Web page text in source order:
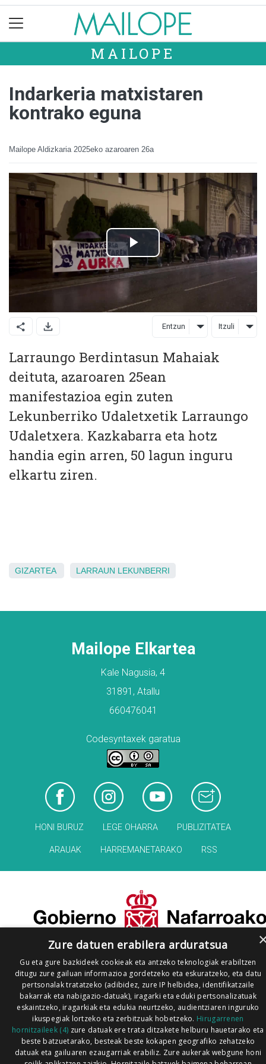
MAILOPE
Indarkeria matxistaren
kontrako eguna
Mailope Aldizkaria 2025eko azaroaren 26a
Entzun Itzuli
Larraungo Berdintasun Mahaiak
deituta, azaroaren 25ean
manifestazioa egin zuten
Lekunberriko Udaletxetik Larraungo
Udaletxera. Kazkabarra eta hotz
handia egin arren, 50 lagun inguru
elkartu ziren.
GIZARTEA LARRAUN LEKUNBERRI
Mailope Elkartea
Kale Nagusia, 4
31891, Atallu
660476041
Codesyntaxek garatua
HONI BURUZ LEGE OHARRA PUBLIZITATEA
ARAUAK HARREMANETARAKO RSS
Zure datuen erabilera arduratsua
Gu eta gure bazkideek cookieak eta antzeko teknologiak erabiltzen
ditugu zure gailuan informazioa gordetzeko eta eskuratzeko, eta datu
pertsonalak tratatzeko (adibidez, zure IP helbidea, identifikatzaile
bakarrak eta nabigazio-datuak), iragarki eta eduki pertsonalizatuak
eskaintzeko, iragarkiak eta edukia neurtzeko, audientziaren inguruko
ikuspegiak lortzeko eta zerbitzuak hobetzeko. Hirugarrenen
hornitzaileek (4) zure datuak ere trata ditzakete helburu hauetarako eta
beste batzuetarako, besteak beste kokapen geografiko zehatzeko
datuak eta gailuaren ezaugarriak erabiliz. Zure aukerak webgune honi